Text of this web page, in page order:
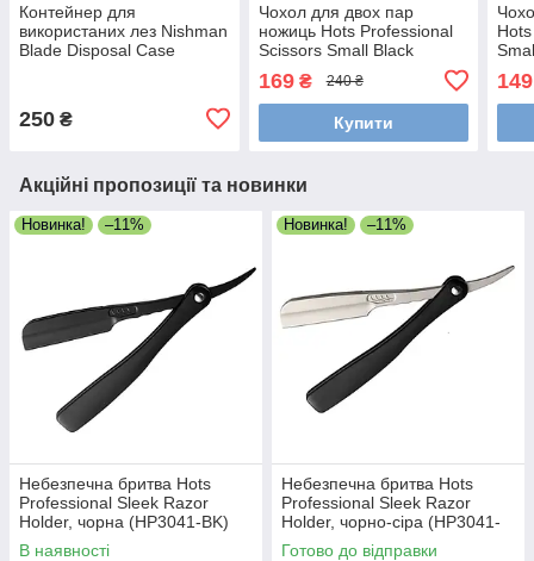
Контейнер для
використаних лез Nishman
Blade Disposal Case
250 ₴
Чохол для двох пар
ножиць Hots Professional
Scissors Small Black
169₴ 240 ₴
Купити
149
Акційні пропозиції та новинки
Новинка! –11%
Небезпечна бритва Hots
Professional Sleek Razor
Holder, чорна (HP3041-BK)
В наявності
Новинка! –11%
Небезпечна бритва Hots
Professional Sleek Razor
Holder, чорно-сіра (HP3041-
BGR)
Готово до відправки